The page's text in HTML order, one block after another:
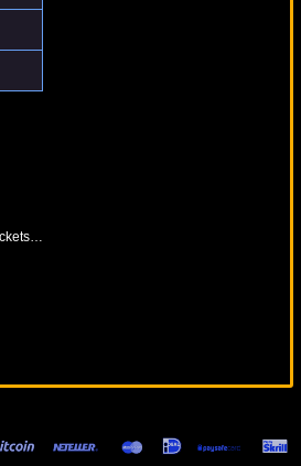
Rhyming Reels - Old King Cole
Theme Park Tickets Of Fortune